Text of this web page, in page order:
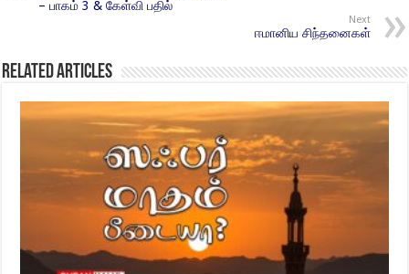
– பாகம் 3 & கேள்வி பதில்
Next
ஈமானிய சிந்தனைகள்
Related Articles